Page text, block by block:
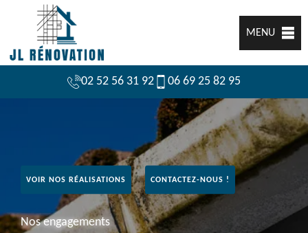
MENU
02 52 56 31 92 06 69 25 82 95
VOIR NOS RÉALISATIONS CONTACTEZ-NOUS !
Nos engagements